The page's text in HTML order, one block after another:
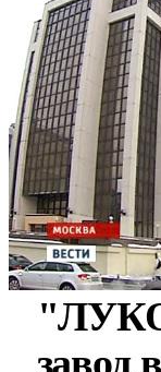
завод